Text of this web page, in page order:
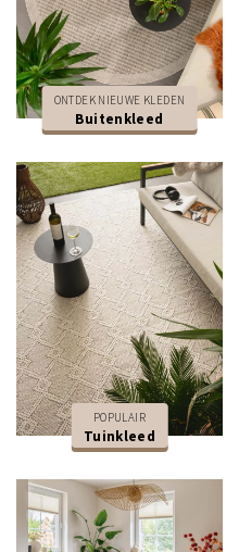
ONTDEK NIEUWE KLEDEN
Buitenkleed
POPULAIR
Tuinkleed